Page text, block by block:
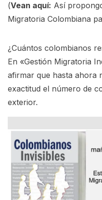
(Vean aquí: Así
Migratoria Colombiana
¿Cuántos colombianos
En «Gestión Migratoria
afirmar que hasta ahora
exactitud el número de
exterior.